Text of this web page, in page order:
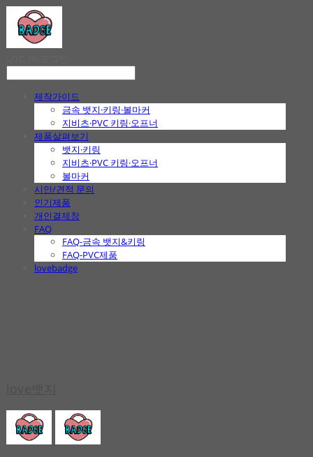
제작가이드
금속 뱃지·키링·볼마커
지비츠·PVC 키링·오프너
제품살펴보기
뱃지·키링
지비츠·PVC 키링·오프너
볼마커
시안/견적 문의
인기제품
개인결제창
FAQ
FAQ-금속 뱃지&키링
FAQ-PVC제품
lovebadge